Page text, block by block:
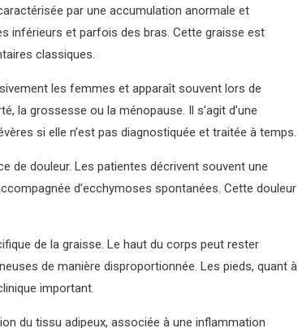
par une accumulation anormale et
inférieurs et parfois des bras. Cette graisse est
classiques.
les femmes et apparaît souvent lors de
la grossesse ou la ménopause. Il s’agit d’une
si elle n’est pas diagnostiquée et traitée à temps.
de douleur. Les patientes décrivent souvent une
d’ecchymoses spontanées. Cette douleur
de la graisse. Le haut du corps peut rester
de manière disproportionnée. Les pieds, quant à
important.
du tissu adipeux, associée à une inflammation